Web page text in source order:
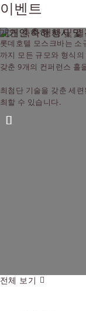
이벤트
이전 슬라이드
개인 축하 행사 및
롯데호텔 모스크바는 소
까지 모든 규모와 형식
갖춘 9개의 컨퍼런스 홀
최첨단 기술을 갖춘 세
최할 수 있습니다.
다음 슬라이드
전체 보기